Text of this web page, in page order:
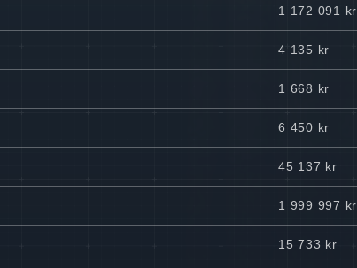
1 172 091 kr
4 135 kr
1 668 kr
6 450 kr
45 137 kr
1 999 997 kr
15 733 kr